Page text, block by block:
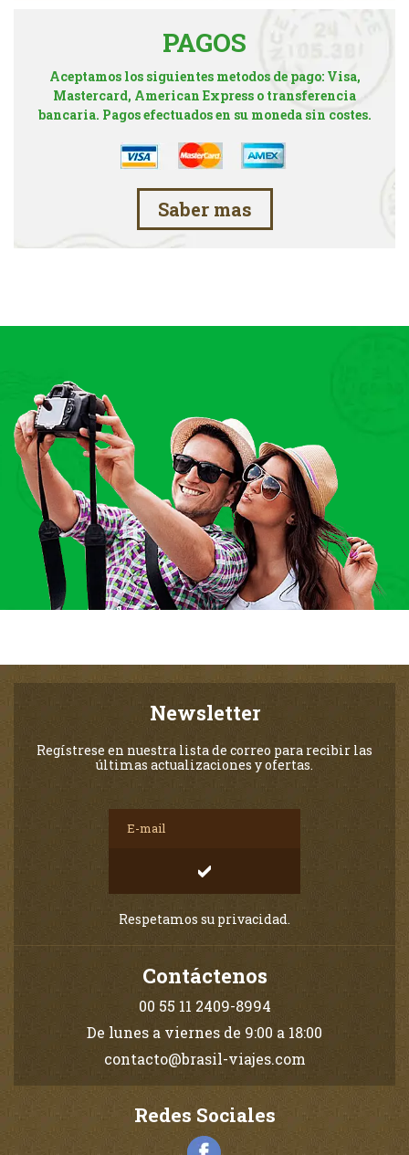
PAGOS
Aceptamos los siguientes metodos de pago: Visa,
Mastercard, American Express o transferencia
bancaria. Pagos efectuados en su moneda sin costes.
Saber mas
Newsletter
Regístrese en nuestra lista de correo para recibir las
últimas actualizaciones y ofertas.
Respetamos su privacidad.
Contáctenos
00 55 11 2409-8994
De lunes a viernes de 9:00 a 18:00
contacto@brasil-viajes.com
Redes Sociales